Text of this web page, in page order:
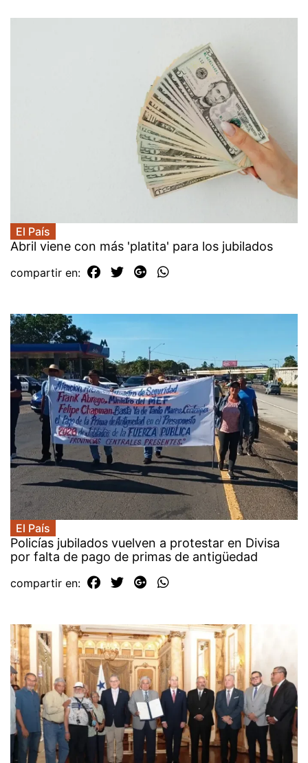
El País
Abril viene con más 'platita' para los jubilados
compartir en:
El País
Policías jubilados vuelven a protestar en Divisa
por falta de pago de primas de antigüedad
compartir en: